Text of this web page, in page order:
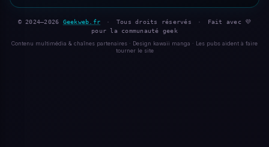
© 2024–2026 Geekweb.fr · Tous droits réservés ·
Fait avec 💜
pour la communauté geek
Contenu multimédia & chaînes partenaires · Design kawaii manga · Les pubs aident à faire
tourner le site